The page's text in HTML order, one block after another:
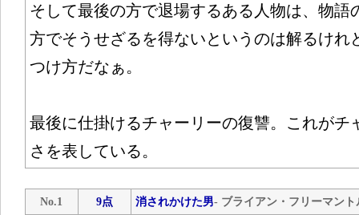
そして最後の方で退場するある人物は、物語
方でそうせざるを得ないというのは解るけれ
つけ方だなぁ。
最後に仕掛けるチャーリーの復讐。これがチ
さを表している。
No.1 9点 消されかけた男- ブライアン・フリーマント